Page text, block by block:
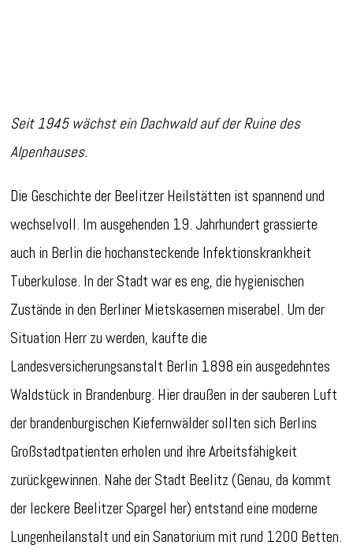
Seit 1945 wächst ein Dachwald auf der Ruine des
Alpenhauses.
Die Geschichte der Beelitzer Heilstätten ist spannend und
wechselvoll. Im ausgehenden 19. Jahrhundert grassierte
auch in Berlin die hochansteckende Infektionskrankheit
Tuberkulose. In der Stadt war es eng, die hygienischen
Zustände in den Berliner Mietskasernen miserabel. Um der
Situation Herr zu werden, kaufte die
Landesversicherungsanstalt Berlin 1898 ein ausgedehntes
Waldstück in Brandenburg. Hier draußen in der sauberen Luft
der brandenburgischen Kiefernwälder sollten sich Berlins
Großstadtpatienten erholen und ihre Arbeitsfähigkeit
zurückgewinnen. Nahe der Stadt Beelitz (Genau, da kommt
der leckere Beelitzer Spargel her) entstand eine moderne
Lungenheilanstalt und ein Sanatorium mit rund 1200 Betten.